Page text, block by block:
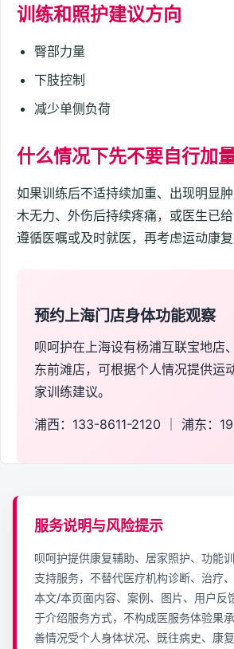
训练和照护建议方向
臀部力量
下肢控制
减少单侧负荷
什么情况下先不要自行加
如果训练后不适持续加重、出现明显
木无力、外伤后持续疼痛，或医生已
遵循医嘱或及时就医，再考虑运动康复
预约上海门店身体功能观察
呗呵护在上海设有杨浦互联宝地店
东前滩店，可根据个人情况提供运
家训练建议。
浦西：133-8611-2120 ｜ 浦东：
服务说明与风险提示
呗呵护提供康复辅助、居家照护、功能
支持服务，不替代医疗机构诊断、治疗
本文/本页面内容、案例、图片、用户反
于介绍服务方式，不构成医服务体验果
善情况受个人身体状况、既往病史、康